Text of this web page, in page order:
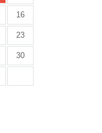
16
23
30